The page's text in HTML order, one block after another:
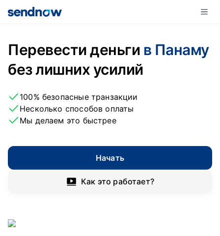
Перевести деньги в Панаму
без лишних усилий
100% безопасные транзакции
Несколько способов оплаты
Мы делаем это быстрее
Начать
Как это работает?